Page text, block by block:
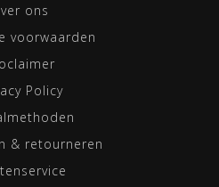
ons
voorwaarden
Policy
& retourneren